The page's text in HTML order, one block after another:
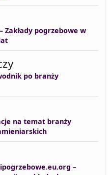
Zakłady pogrzebowe w
po branży
na temat branży
–